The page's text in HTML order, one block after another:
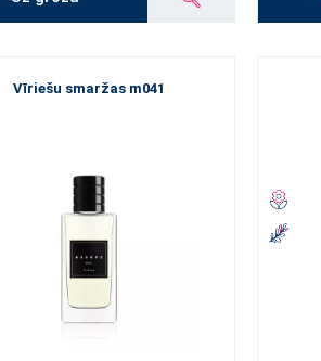
Vīriešu smaržas m041